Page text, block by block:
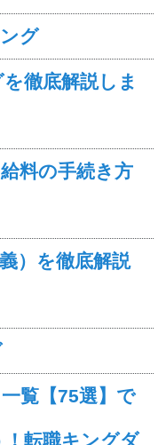
グ
徹底解説しま
料の手続き方
）を徹底解説
覧【75選】で
転職キングダ